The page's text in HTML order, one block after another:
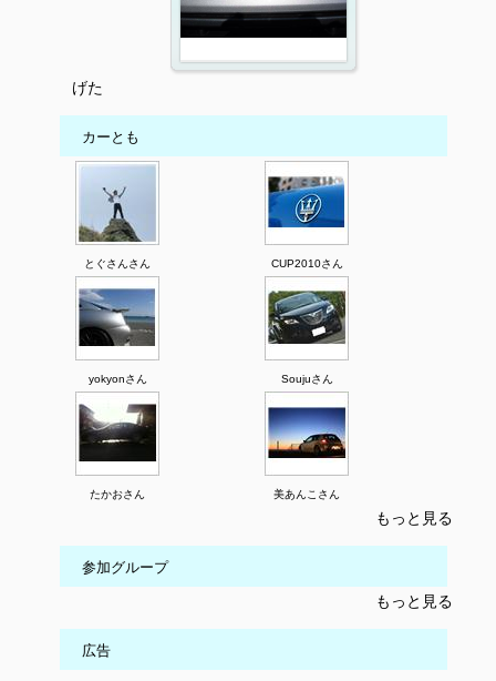
げた
カーとも
とぐさんさん CUP2010さん
yokyonさん Soujuさん
たかおさん 美あんこさん
もっと見る
参加グループ
もっと見る
広告